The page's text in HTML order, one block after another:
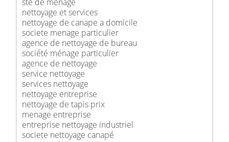
nettoyage et services
nettoyage de canape a domicile
societe menage particulier
agence de nettoyage de bureau
société ménage particulier
agence de nettoyage
service nettoyage
services nettoyage
nettoyage entreprise
nettoyage de tapis prix
menage entreprise
entreprise nettoyage industriel
societe nettoyage canapé